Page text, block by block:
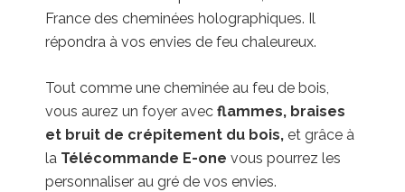
France des cheminées holographiques. Il
répondra à vos envies de feu chaleureux.
Tout comme une cheminée au feu de bois,
vous aurez un foyer avec flammes, braises
et bruit de crépitement du bois, et grâce à
la Télécommande E-one vous pourrez les
personnaliser au gré de vos envies.